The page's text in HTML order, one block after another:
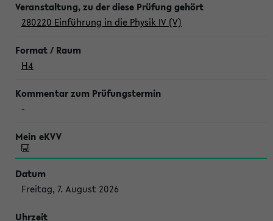
280220 Einführung in die Physik IV (V)
H4
-
Freitag, 7. August 2026